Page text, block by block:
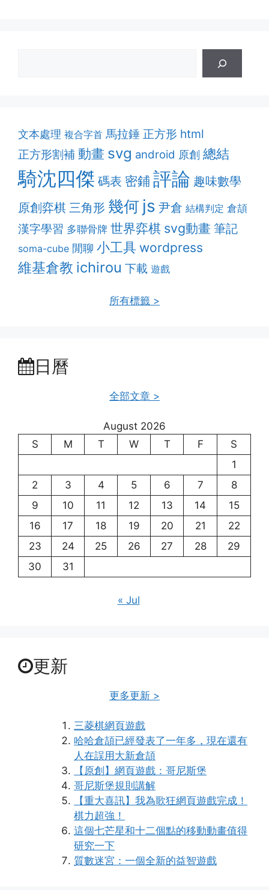
文本處理 複合字首 馬拉錘 正方形 html
正方形割補 動畫 svg android 原創 總結
騎沈四傑 碼表 密鋪評論 趣味數學
原創弈棋 三角形 幾何js 尹倉 結構判定 倉頡
漢字學習 多聯骨牌 世界弈棋 svg動畫 筆記
soma-cube 閒聊 小工具 wordpress
維基倉教 ichirou 下載 遊戲
所有標籤 >
日曆
全部文章 >
August 2026
S
M T W T F
S
1
2
3 4 5 6 7
8
9
10 11 12 13 14
15
16
17 18 19 20 21
22
23
24 25 26 27 28
29
30
31
« Jul
更新
更多更新 >
三菱棋網頁遊戲
哈哈倉頡已經發表了一年多，現在還有
人在誤用大新倉頡
【原創】網頁遊戲：哥尼斯堡
哥尼斯堡規則講解
【重大喜訊】我為歌狂網頁遊戲完成！
棋力超強！
這個七芒星和十二個點的移動動畫值得
研究一下
質數迷宮：一個全新的益智遊戲